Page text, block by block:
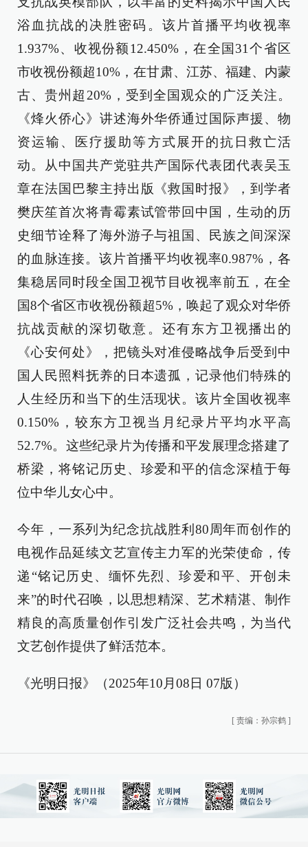
浴血抗战的决胜密码。该片首播平均收视率
1.937%、收视份额12.450%，在全国31个省区
市收视份额超10%，在甘肃、江苏、福建、内蒙
古、贵州超20%，受到全国观众的广泛关注。
《烽火侨心》讲述海外华侨通过国际声援、物
资运输、医疗援助等方式展开的抗日救亡活
动。从中国共产党驻共产国际代表团代表吴玉
章在法国巴黎主持出版《救国时报》，到学者
樊庆笙首次将青霉素试管带回中国，生动的历
史细节诠释了海外游子与祖国、民族之间深深
的血脉连接。该片首播平均收视率0.987%，各
集稳居同时段全国卫视节目收视率前五，在全
国8个省区市收视份额超5%，唤起了观众对华侨
抗战贡献的深切敬意。还有东方卫视播出的
《心安何处》，把镜头对准侵略战争后受到中
国人民照料抚养的日本遗孤，记录他们特殊的
人生经历和当下的生活现状。该片全国收视率
0.150%，较东方卫视当月纪录片平均水平高
52.7%。这些纪录片为传播和平发展理念搭建了
桥梁，将铭记历史、珍爱和平的信念深植于每
位中华儿女心中。
今年，一系列为纪念抗战胜利80周年而创作的
电视作品延续文艺宣传主力军的光荣使命，传
递“铭记历史、缅怀先烈、珍爱和平、开创未
来”的时代召唤，以思想精深、艺术精湛、制作
精良的高质量创作引发广泛社会共鸣，为当代
文艺创作提供了鲜活范本。
《光明日报》（2025年10月08日 07版）
[ 责编：孙宗鹤 ]